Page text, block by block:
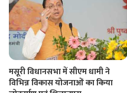
मसूरी विधानसभा में सीएम धामी ने
विभिन्न विकास योजनाओं का किया